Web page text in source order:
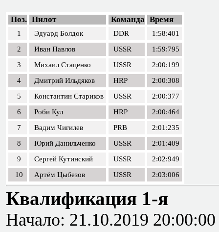
Поз. Пилот Команда Время
1 Эдуард Болдок DDR
1:58:401
2
Иван Павлов USSR
1:59:795
3
Михаил Стаценко USSR
2:00:199
4
Дмитрий Ильдяков HRP
2:00:308
5
Константин Стариков USSR
2:00:377
6
Роби Кул HRP
2:00:464
7
Вадим Чигилев PRB
2:01:235
8
Юрий Данильченко USSR
2:01:409
9
Сергей Кутинский USSR
2:02:949
10
Артём Цыбезов USSR 2:03:006
Квалификация 1-я
Начало: 21.10.2019 20:00:00